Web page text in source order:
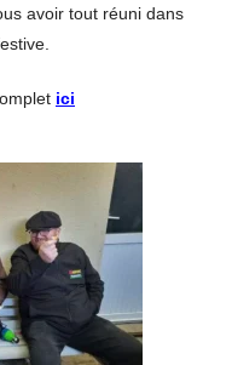
avoir tout réuni dans
ici